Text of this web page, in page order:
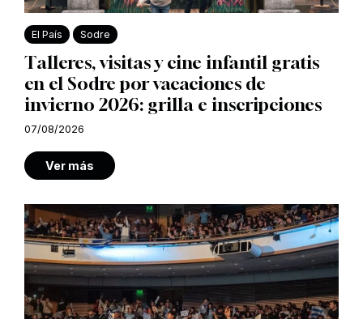
El País Sodre
Talleres, visitas y cine infantil gratis
en el Sodre por vacaciones de
invierno 2026: grilla e inscripciones
07/08/2026
Ver más